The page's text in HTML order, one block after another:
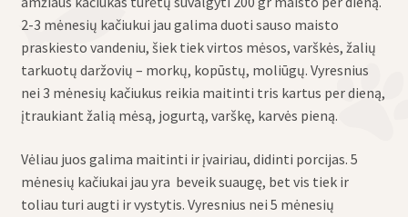
2-3 mėnesių kačiukui jau galima duoti sauso maisto
praskiesto vandeniu, šiek tiek virtos mėsos, varškės, žalių
tarkuotų daržovių – morkų, kopūstų, moliūgų. Vyresnius
nei 3 mėnesių kačiukus reikia maitinti tris kartus per dieną,
įtraukiant žalią mėsą, jogurtą, varškę, karvės pieną.
Vėliau juos galima maitinti ir įvairiau, didinti porcijas. 5
mėnesių kačiukai jau yra beveik suaugę, bet vis tiek ir
toliau turi augti ir vystytis. Vyresnius nei 5 mėnesių